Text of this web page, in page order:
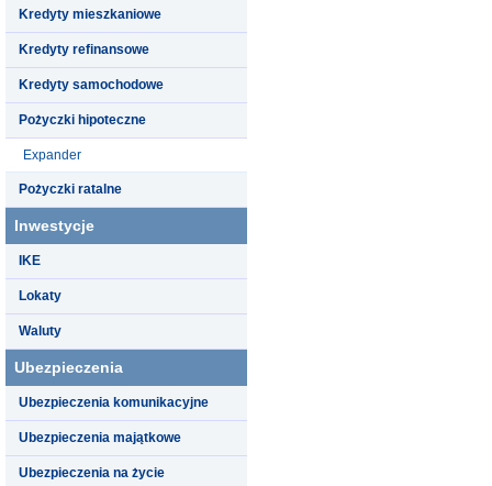
Kredyty mieszkaniowe
Kredyty refinansowe
Kredyty samochodowe
Pożyczki hipoteczne
Expander
Pożyczki ratalne
Inwestycje
IKE
Lokaty
Waluty
Ubezpieczenia
Ubezpieczenia komunikacyjne
Ubezpieczenia majątkowe
Ubezpieczenia na życie